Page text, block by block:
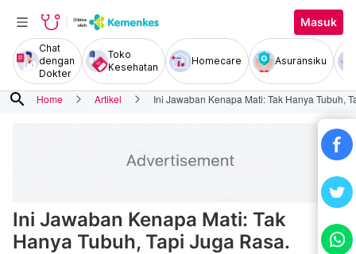
Masuk
Chat
dengan
Dokter
Toko
Kesehatan
Homecare Asuransiku
search Home Artikel Ini Jawaban Kenapa Mati: Tak Hanya Tubuh,
Ini Jawaban Kenapa Mati: Tak
Hanya Tubuh, Tapi Juga Rasa.